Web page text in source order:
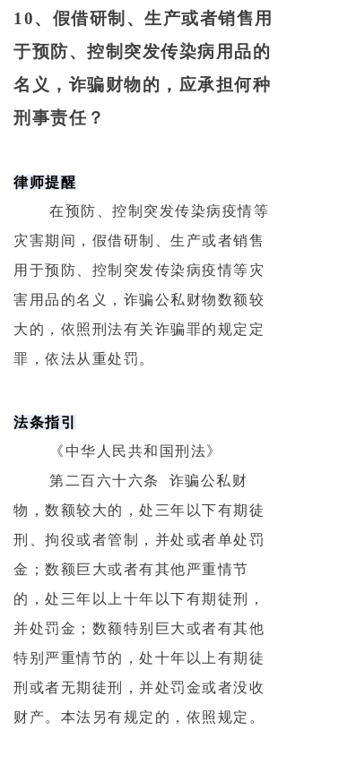
10、假借研制、生产或者销售用
于预防、控制突发传染病用品的
名义，诈骗财物的，应承担何种
刑事责任？
律师提醒
在预防、控制突发传染病疫情等
灾害期间，假借研制、生产或者销售
用于预防、控制突发传染病疫情等灾
害用品的名义，诈骗公私财物数额较
大的，依照刑法有关诈骗罪的规定定
罪，依法从重处罚。
法条指引
《中华人民共和国刑法》
第二百六十六条 诈骗公私财
物，数额较大的，处三年以下有期徒
刑、拘役或者管制，并处或者单处罚
金；数额巨大或者有其他严重情节
的，处三年以上十年以下有期徒刑，
并处罚金；数额特别巨大或者有其他
特别严重情节的，处十年以上有期徒
刑或者无期徒刑，并处罚金或者没收
财产。本法另有规定的，依照规定。